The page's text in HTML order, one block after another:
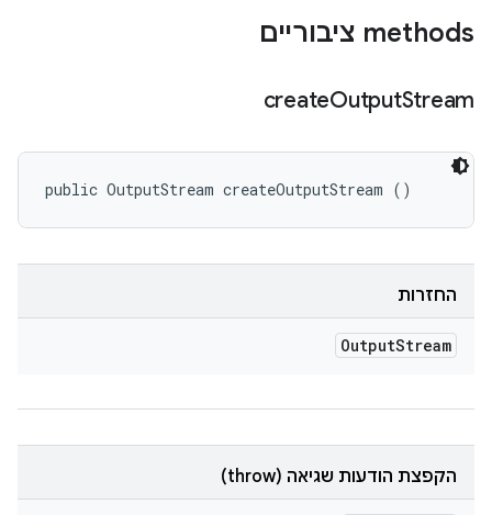
‫methods ציבוריים
createOutputStream
public OutputStream createOutputStream ()
החזרות
OutputStream
הקפצת הודעות שגיאה (throw)